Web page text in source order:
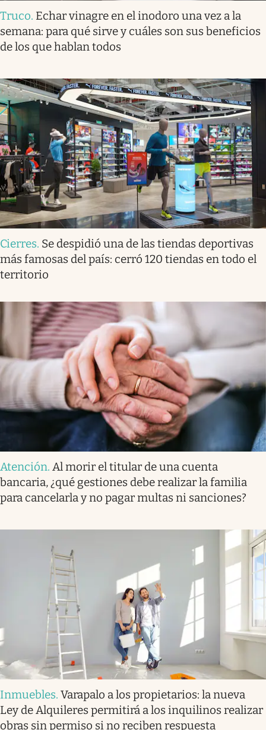
Truco. Echar vinagre en el inodoro una vez a la
semana: para qué sirve y cuáles son sus beneficios
de los que hablan todos
Cierres. Se despidió una de las tiendas deportivas
más famosas del país: cerró 120 tiendas en todo el
territorio
Atención. Al morir el titular de una cuenta
bancaria, ¿qué gestiones debe realizar la familia
para cancelarla y no pagar multas ni sanciones?
Inmuebles. Varapalo a los propietarios: la nueva
Ley de Alquileres permitirá a los inquilinos realizar
obras sin permiso si no reciben respuesta